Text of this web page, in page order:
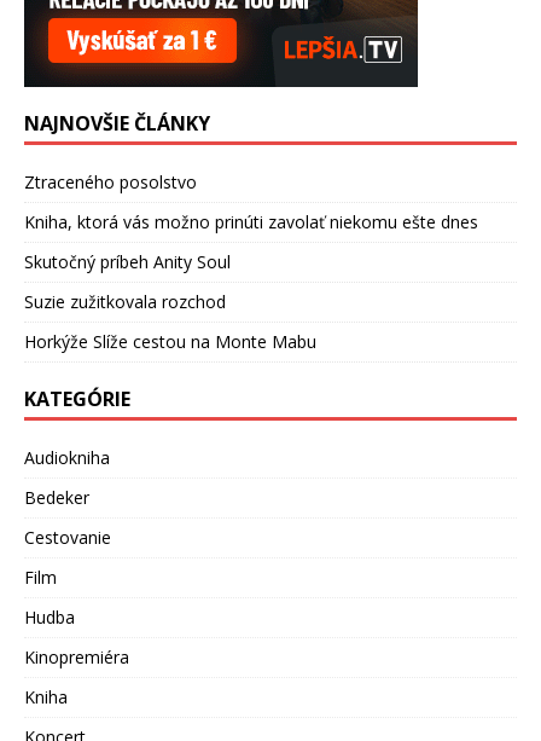
NAJNOVŠIE ČLÁNKY
Ztraceného posolstvo
Kniha, ktorá vás možno prinúti zavolať niekomu ešte dnes
Skutočný príbeh Anity Soul
Suzie zužitkovala rozchod
Horkýže Slíže cestou na Monte Mabu
KATEGÓRIE
Audiokniha
Bedeker
Cestovanie
Film
Hudba
Kinopremiéra
Kniha
Koncert